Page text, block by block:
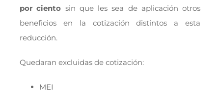
por ciento sin que les sea de aplicación otros
beneficios en la cotización distintos a esta
reducción.
Quedaran excluidas de cotización:
MEI